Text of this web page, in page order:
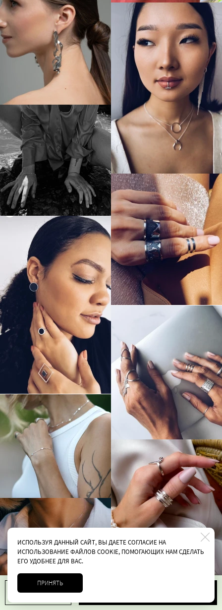
1
ИСПОЛЬЗУЯ ДАННЫЙ САЙТ, ВЫ ДАЕТЕ СОГЛАСИЕ НА
ИСПОЛЬЗОВАНИЕ ФАЙЛОВ COOKIE, ПОМОГАЮЩИХ НАМ СДЕЛАТЬ
ЕГО УДОБНЕЕ ДЛЯ ВАС.
ПРИНЯТЬ